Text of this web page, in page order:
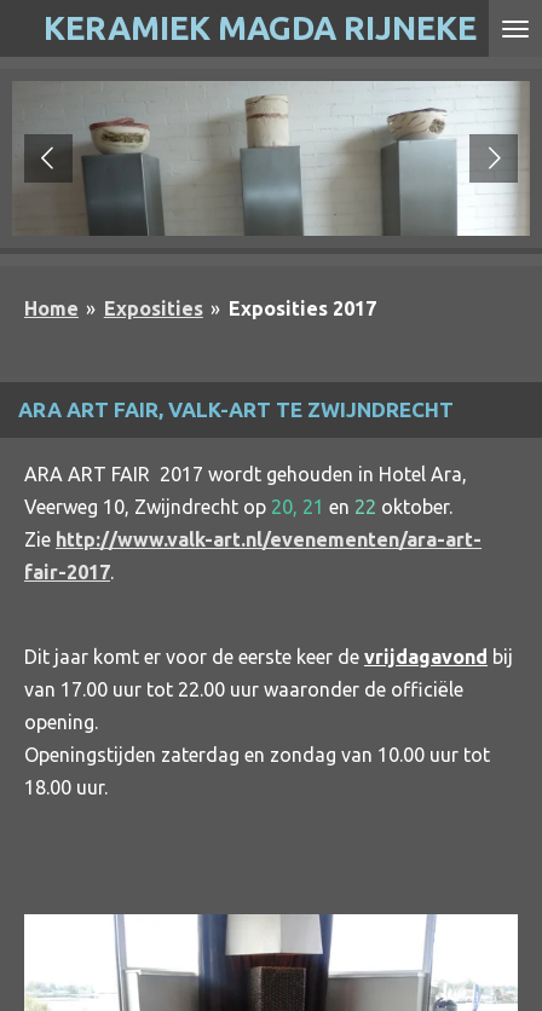
direct
hoofdinhoud
KERAMIEK MAGDA RIJNEKE
Home » Exposities » Exposities 2017
ARA ART FAIR, VALK-ART TE ZWIJNDRECHT
ARA ART FAIR 2017 wordt gehouden in Hotel Ara,
Veerweg 10, Zwijndrecht op 20, 21 en 22 oktober.
Zie http://www.valk-art.nl/evenementen/ara-art-
fair-2017.
Dit jaar komt er voor de eerste keer de vrijdagavond bij
van 17.00 uur tot 22.00 uur waaronder de officiële
opening.
Openingstijden zaterdag en zondag van 10.00 uur tot
18.00 uur.